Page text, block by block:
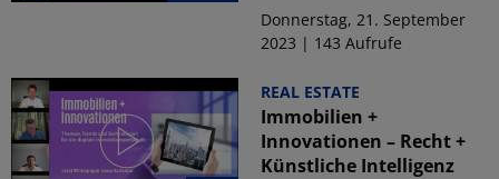
Donnerstag, 21. September
2023 | 143 Aufrufe
REAL ESTATE
Immobilien +
Innovationen – Recht +
Künstliche Intelligenz